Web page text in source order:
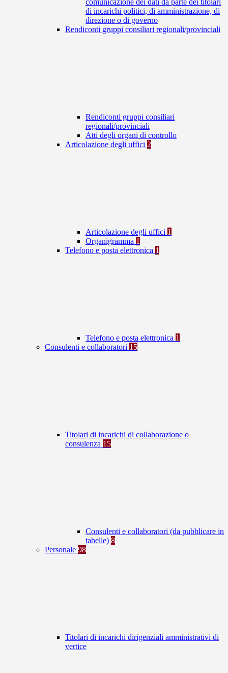
comunicazione dei dati da parte dei titolari
di incarichi politici, di amministrazione, di
direzione o di governo
Rendiconti gruppi consiliari regionali/provinciali
Rendiconti gruppi consiliari
regionali/provinciali
Atti degli organi di controllo
Articolazione degli uffici 2
Articolazione degli uffici 1
Organigramma 1
Telefono e posta elettronica 1
Telefono e posta elettronica 1
Consulenti e collaboratori 15
Titolari di incarichi di collaborazione o
consulenza 15
Consulenti e collaboratori (da pubblicare in
tabelle) 8
Personale 98
Titolari di incarichi dirigenziali amministrativi di
vertice